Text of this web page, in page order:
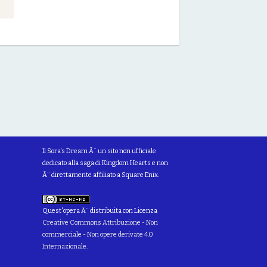
Il Sora's Dream Ã¨ un sito non ufficiale
dedicato alla saga di Kingdom Hearts e non
Ã¨ direttamente affiliato a Square Enix.
Quest'opera Ã¨ distribuita con Licenza
Creative Commons Attribuzione - Non
commerciale - Non opere derivate 4.0
Internazionale.